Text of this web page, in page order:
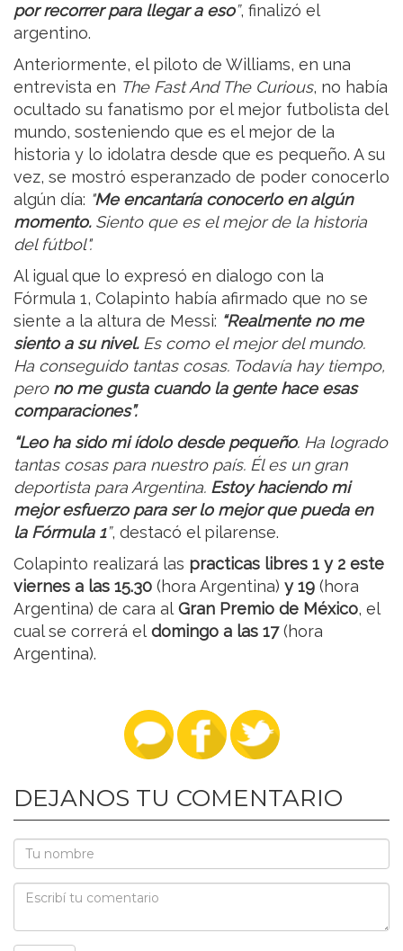
por recorrer para llegar a eso”, finalizó el
argentino.
Anteriormente, el piloto de Williams, en una
entrevista en The Fast And The Curious, no había
ocultado su fanatismo por el mejor futbolista del
mundo, sosteniendo que es el mejor de la
historia y lo idolatra desde que es pequeño. A su
vez, se mostró esperanzado de poder conocerlo
algún día: "Me encantaría conocerlo en algún
momento.Siento que es el mejor de la historia
del fútbol".
Al igual que lo expresó en dialogo con la
Fórmula 1, Colapinto había afirmado que no se
siente a la altura de Messi: “Realmente no me
siento a su nivel. Es como el mejor del mundo.
Ha conseguido tantas cosas. Todavía hay tiempo,
pero no me gusta cuando la gente hace esas
comparaciones”.
“Leo ha sido mi ídolo desde pequeño. Ha logrado
tantas cosas para nuestro país. Él es un gran
deportista para Argentina. Estoy haciendo mi
mejor esfuerzo para ser lo mejor que pueda en
la Fórmula 1”, destacó el pilarense.
Colapinto realizará las practicas libres 1 y 2 este
viernes a las 15.30 (hora Argentina) y 19 (hora
Argentina) de cara alGran Premio de México, el
cual se correrá eldomingo a las 17(hora
Argentina).
DEJANOS TU COMENTARIO